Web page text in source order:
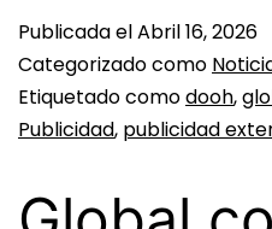
Publicada elAbril 16, 2026
Categorizado como
Etiquetado comodooh,
Publicidad, publicidad